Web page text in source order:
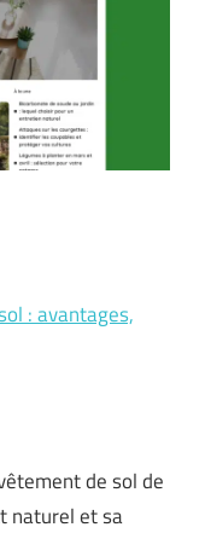
: avantages,
de sol de
naturel et sa